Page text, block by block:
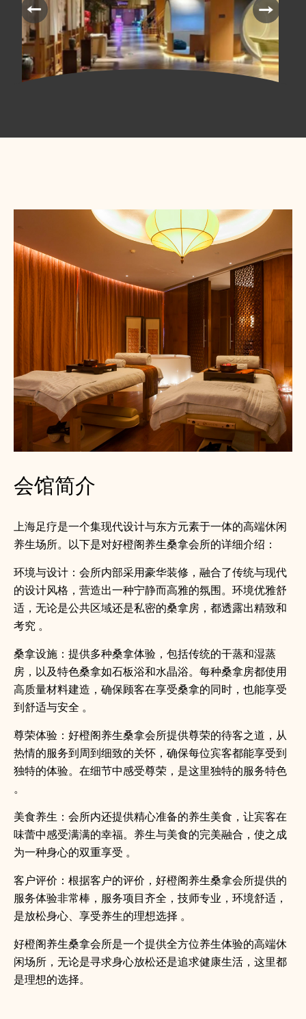
会馆简介
上海足疗是一个集现代设计与东方元素于一体的高端休闲
养生场所。以下是对好橙阁养生桑拿会所的详细介绍：
环境与设计：会所内部采用豪华装修，融合了传统与现代
的设计风格，营造出一种宁静而高雅的氛围。环境优雅舒
适，无论是公共区域还是私密的桑拿房，都透露出精致和
考究 。
桑拿设施：提供多种桑拿体验，包括传统的干蒸和湿蒸
房，以及特色桑拿如石板浴和水晶浴。每种桑拿房都使用
高质量材料建造，确保顾客在享受桑拿的同时，也能享受
到舒适与安全 。
尊荣体验：好橙阁养生桑拿会所提供尊荣的待客之道，从
热情的服务到周到细致的关怀，确保每位宾客都能享受到
独特的体验。在细节中感受尊荣，是这里独特的服务特色
。
美食养生：会所内还提供精心准备的养生美食，让宾客在
味蕾中感受满满的幸福。养生与美食的完美融合，使之成
为一种身心的双重享受 。
客户评价：根据客户的评价，好橙阁养生桑拿会所提供的
服务体验非常棒，服务项目齐全，技师专业，环境舒适，
是放松身心、享受养生的理想选择 。
好橙阁养生桑拿会所是一个提供全方位养生体验的高端休
闲场所，无论是寻求身心放松还是追求健康生活，这里都
是理想的选择。